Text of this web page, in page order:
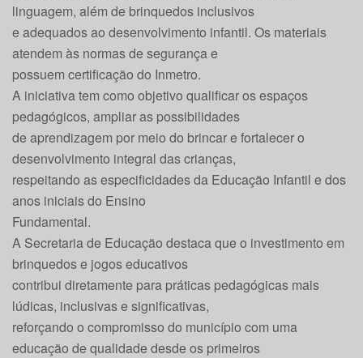
linguagem, além de brinquedos inclusivos
e adequados ao desenvolvimento infantil. Os materiais
atendem às normas de segurança e
possuem certificação do Inmetro.
A iniciativa tem como objetivo qualificar os espaços
pedagógicos, ampliar as possibilidades
de aprendizagem por meio do brincar e fortalecer o
desenvolvimento integral das crianças,
respeitando as especificidades da Educação Infantil e dos
anos iniciais do Ensino
Fundamental.
A Secretaria de Educação destaca que o investimento em
brinquedos e jogos educativos
contribui diretamente para práticas pedagógicas mais
lúdicas, inclusivas e significativas,
reforçando o compromisso do município com uma
educação de qualidade desde os primeiros